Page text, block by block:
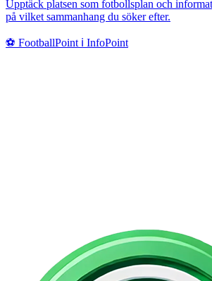
Upptäck platsen som fotbollsplan och
på vilket sammanhang du söker efter.
⚽ FootballPoint ℹ️ InfoPoint